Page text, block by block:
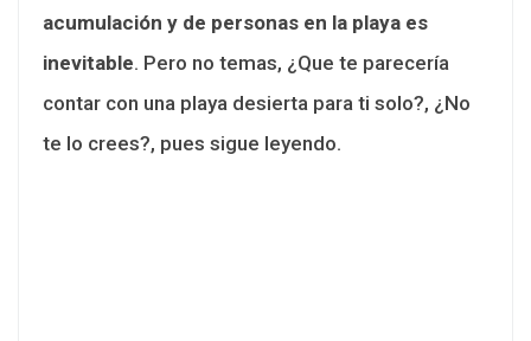
acumulación y de personas en la playa es
inevitable. Pero no temas, ¿Que te parecería
contar con una playa desierta para ti solo?, ¿No
te lo crees?, pues sigue leyendo.